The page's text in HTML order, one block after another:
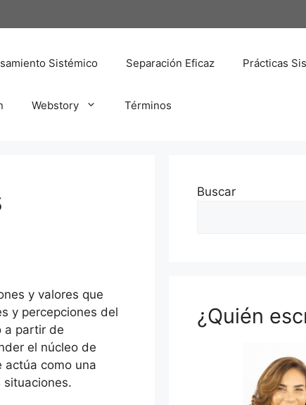
Sistémico Separación Eficaz Prácticas
Webstory Términos
y valores que
y percepciones del
a partir de
el núcleo de
actúa como una
situaciones.
Buscar
¿Quién